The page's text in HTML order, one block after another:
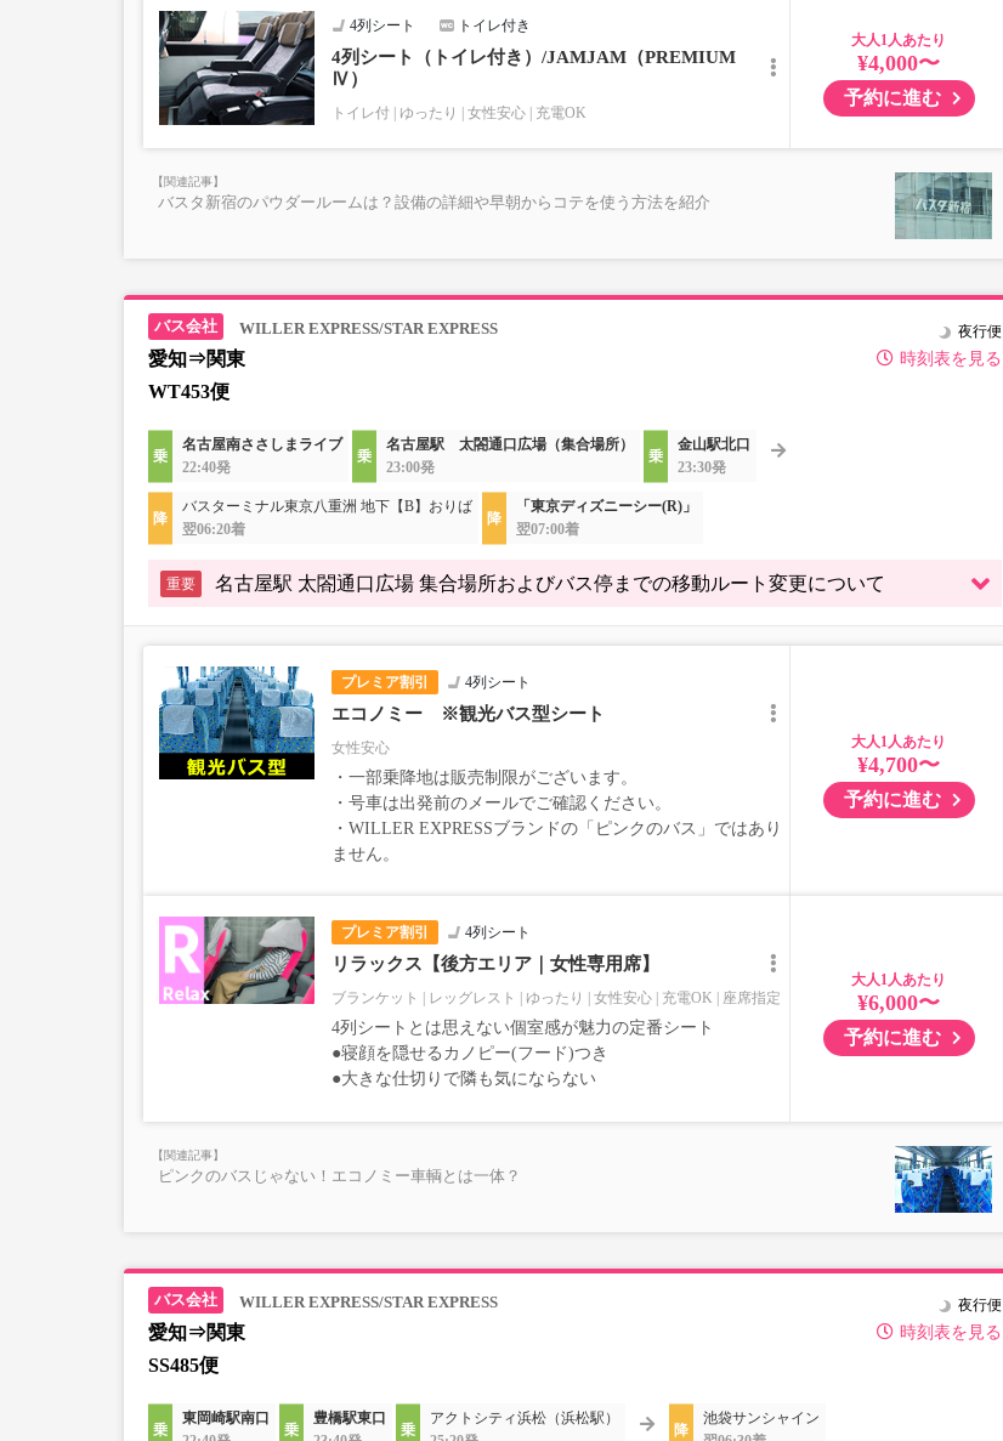
■お預かりできない荷物（貴重品以外は車内持ち込みも不可）
楽器・自転車（折りたたみ含む）・ボード等の大きな荷物、壊れ物、危険物、貴重品、ペット、
上記「トランクにてお預かりできる荷物」の条件を満たさないもの
4列シート トイレ付き
4列シート（トイレ付き）/JAMJAM（PREMIUM
Ⅳ）
トイレ付 ゆったり 女性安心 充電OK
大人
¥4,000〜
予約に進む
バスタ新宿のパウダールームは？設備の詳細や早朝からコテを使う方法を紹介
WILLER EXPRESS/STAR EXPRESS
愛知⇒関東
WT453便
時刻表を見る
夜行便
名古屋南ささしまライブ
22:40発
名古屋駅 太閤通口広場（集合場所）
23:00発
金山駅北口
23:30発
バスターミナル東京八重洲 地下【B】おりば
翌06:20着
「東京ディズニーシー(R)」
翌07:00着
重要 名古屋駅 太閤通口広場 集合場所およびバス停までの移動ルート変更について
プレミア割引 4列シート
エコノミー ※観光バス型シート
女性安心
・一部乗降地は販売制限がございます。
・号車は出発前のメールでご確認ください。
・WILLER EXPRESSブランドの「ピンクのバス」ではあり
ません。
大人
¥4,700〜
予約に進む
プレミア割引 4列シート
リラックス【後方エリア｜女性専用席】
ブランケット レッグレスト ゆったり 女性安心 充電OK 座席指定
4列シートとは思えない個室感が魅力の定番シート
●寝顔を隠せるカノピー(フード)つき
●大きな仕切りで隣も気にならない
大人
¥6,000〜
予約に進む
ピンクのバスじゃない！エコノミー車輌とは一体？
WILLER EXPRESS/STAR EXPRESS
愛知⇒関東
SS485便
時刻表を見る
夜行便
東岡崎駅南口
豊橋駅東口
アクトシティ浜松（浜松駅）
池袋サンシャイン